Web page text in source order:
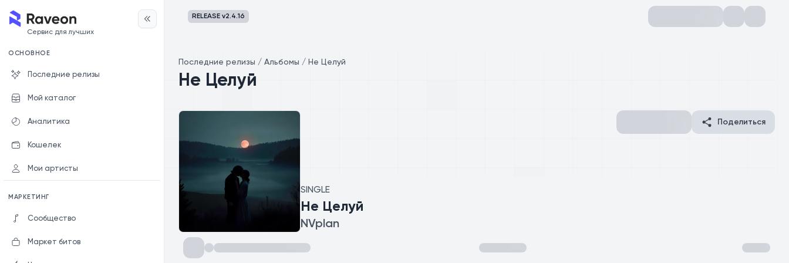
Сервис для лучших
ОСНОВНОЕ
Последние релизы
Мой каталог
Аналитика
Кошелек
Мои артисты
МАРКЕТИНГ
Сообщество
Маркет битов
RELEASE v2.4.16
Последние релизы / Альбомы / Не Целуй
Не Целуй
SINGLE
Не Целуй
NVplan
Поделиться